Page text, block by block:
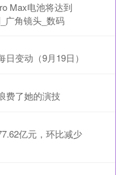
Max电池将达到
广角镜头_数码
变动（9月19日）
费了她的演技
亿元，环比减少